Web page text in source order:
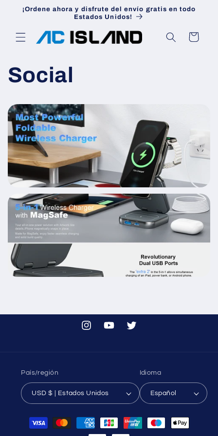
directamente
¡Ordene ahora y disfrute del envío gratis en todo
Estados Unidos!
Carrito
Social
InstagramYouTubeTwitter
País/región
USD $ | Estados Unidos
Idioma
Español
Formas